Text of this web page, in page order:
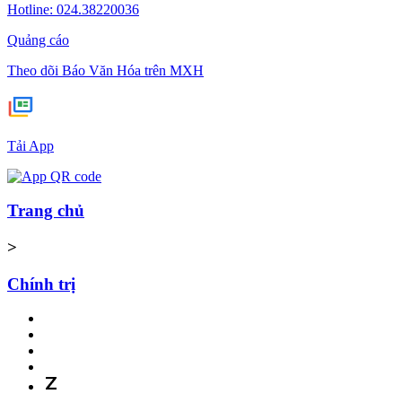
Hotline: 024.38220036
Quảng cáo
Theo dõi Báo Văn Hóa trên MXH
Tải App
Trang chủ
>
Chính trị